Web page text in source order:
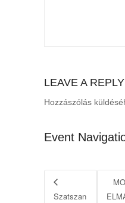
LEAVE A REPLY
Hozzászólás
Event
Szatszan